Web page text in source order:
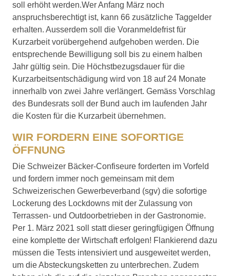
soll erhöht werden.Wer Anfang März noch
anspruchsberechtigt ist, kann 66 zusätzliche Taggelder
erhalten. Ausserdem soll die Voranmeldefrist für
Kurzarbeit vorübergehend aufgehoben werden. Die
entsprechende Bewilligung soll bis zu einem halben
Jahr gültig sein. Die Höchstbezugsdauer für die
Kurzarbeitsentschädigung wird von 18 auf 24 Monate
innerhalb von zwei Jahre verlängert. Gemäss Vorschlag
des Bundesrats soll der Bund auch im laufenden Jahr
die Kosten für die Kurzarbeit übernehmen.
WIR FORDERN EINE SOFORTIGE
ÖFFNUNG
Die Schweizer Bäcker-Confiseure forderten im Vorfeld
und fordern immer noch gemeinsam mit dem
Schweizerischen Gewerbeverband (sgv) die sofortige
Lockerung des Lockdowns mit der Zulassung von
Terrassen- und Outdoorbetrieben in der Gastronomie.
Per 1. März 2021 soll statt dieser geringfügigen Öffnung
eine komplette der Wirtschaft erfolgen! Flankierend dazu
müssen die Tests intensiviert und ausgeweitet werden,
um die Absteckungsketten zu unterbrechen. Zudem